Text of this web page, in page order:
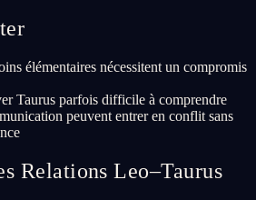
élémentaires nécessitent un compromis
Taurus parfois difficile à comprendre
peuvent entrer en conflit sans
Relations Leo–Taurus